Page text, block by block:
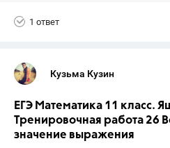
1 ответ
Кузьма Кузин
ЕГЭ Математика 11 класс.
Тренировочная работа 26
значение выражения